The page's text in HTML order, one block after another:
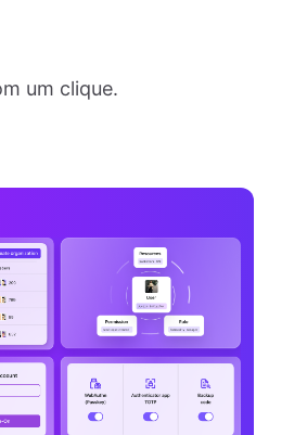
um clique.